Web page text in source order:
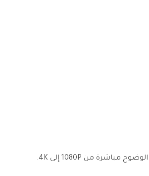
يحزم HitPaw VikPea الحزمة الكاملة. يمكنه رفع مستوى الوضوح مباشرة من 1080P إلى 4K.